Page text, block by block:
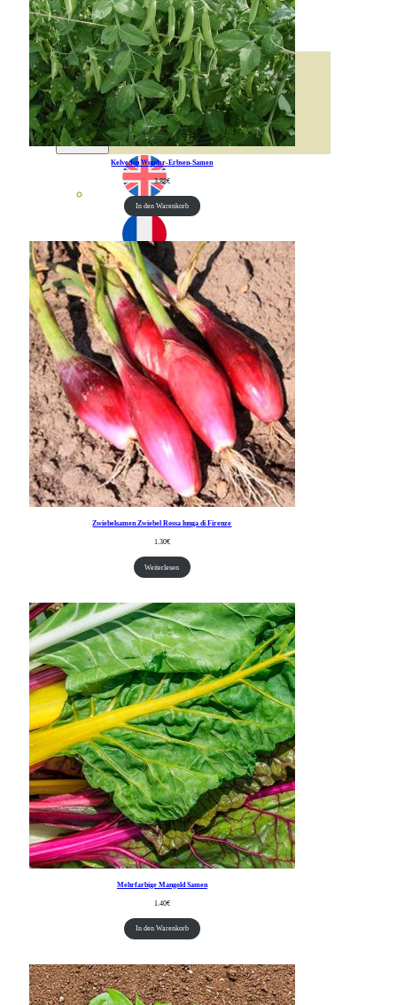
ECO-BLOG
KONTAKT
Kelvedon Wunder-Erbsen-Samen
3.88€
In den Warenkorb
Zwiebelsamen Zwiebel Rossa lunga di Firenze
1.30€
Weiterlesen
Mehrfarbige Mangold Samen
1.40€
In den Warenkorb